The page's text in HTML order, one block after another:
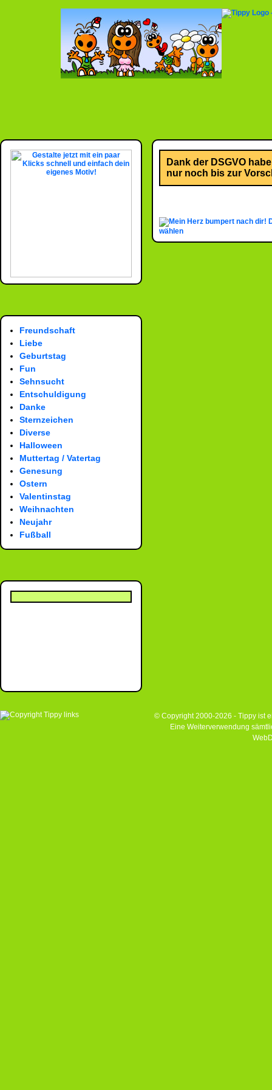
Freundschaft
Liebe
Geburtstag
Fun
Sehnsucht
Entschuldigung
Danke
Sternzeichen
Diverse
Halloween
Muttertag / Vatertag
Genesung
Ostern
Valentinstag
Weihnachten
Neujahr
Fußball
Dank der DSGVO
nur noch bis zur
wählen
© Copyright 2000-2026 - Tippy ist
Eine Weiterverwendung